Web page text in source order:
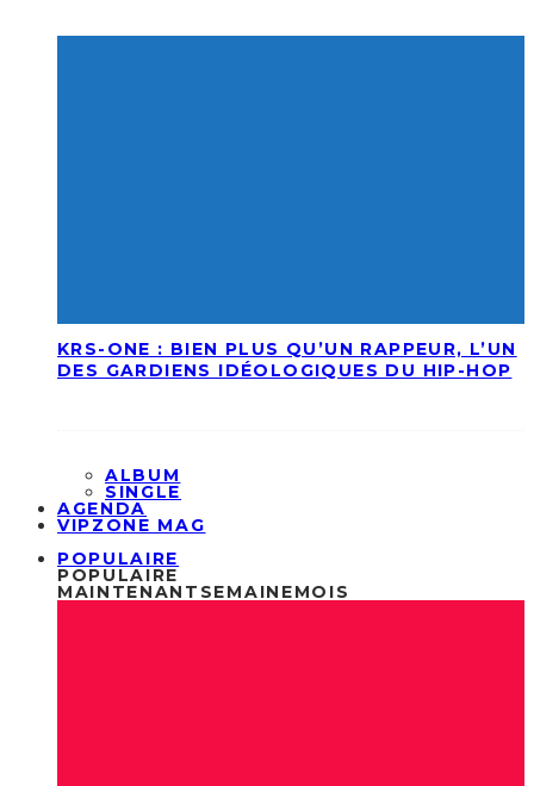
KRS-ONE : BIEN PLUS QU’UN RAPPEUR, L’UN
DES GARDIENS IDÉOLOGIQUES DU HIP-HOP
ALBUM
SINGLE
AGENDA
VIPZONE MAG
POPULAIRE
POPULAIRE
MAINTENANT SEMAINEMOIS